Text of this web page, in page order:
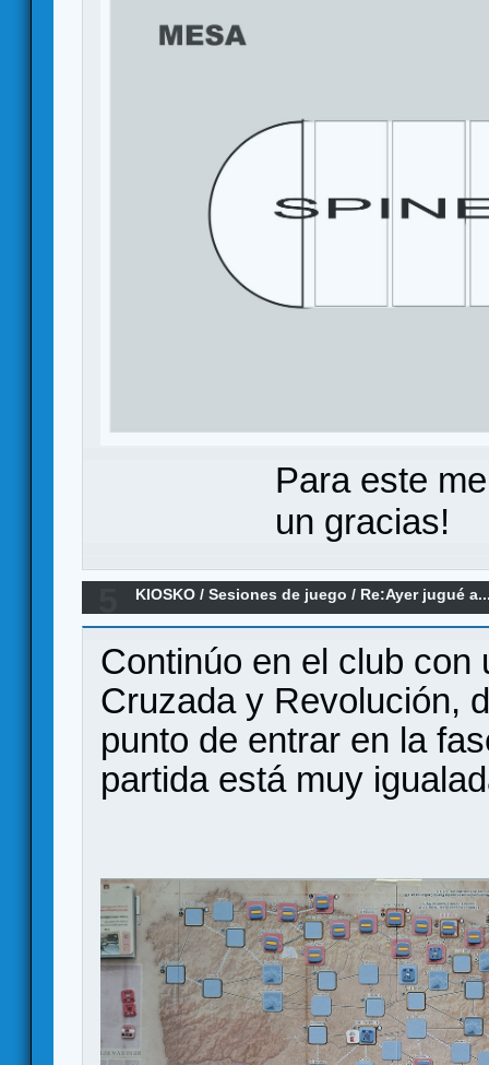
Para este
un gracias!
KIOSKO /Sesiones de juego / Re:Ayer jugué
Continúo en el club
Cruzada y Revolución,
punto de entrar en la
partida está muy